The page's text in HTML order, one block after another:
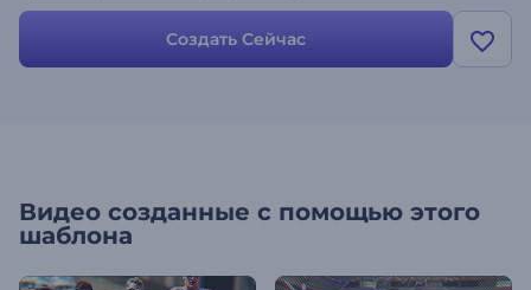
другого. Станьте на шаг ближе к будущему - создайте слайд-
шоу с эффектом глитч-хром!Создать Сейчас
Видео созданные с помощью этого
шаблона